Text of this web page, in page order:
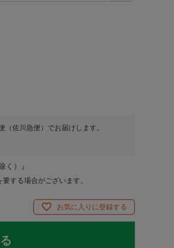
（佐川急便） でお届けします。
く）』
する場合がございます。
お気に入りに登録する